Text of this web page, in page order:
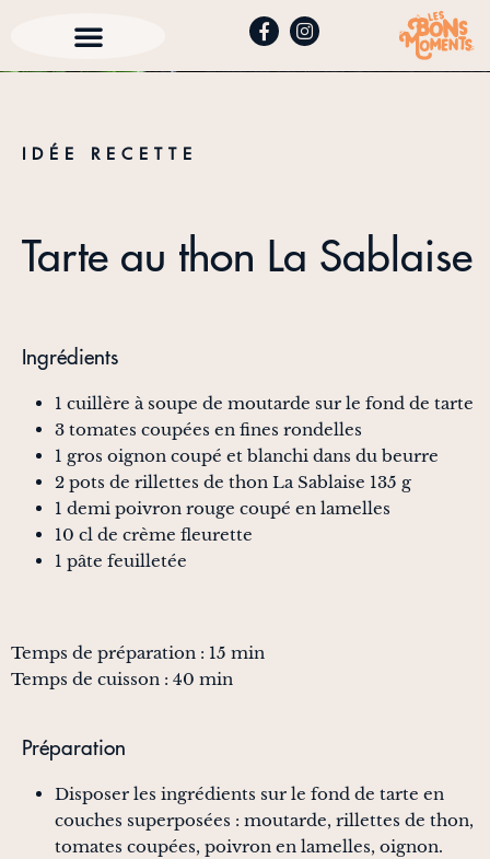
IDÉE RECETTE
Tarte au thon La Sablaise
Ingrédients
1 cuillère à soupe de moutarde sur le fond de tarte
3 tomates coupées en fines rondelles
1 gros oignon coupé et blanchi dans du beurre
2 pots de rillettes de thon La Sablaise 135 g
1 demi poivron rouge coupé en lamelles
10 cl de crème fleurette
1 pâte feuilletée
Temps de préparation : 15 min
Temps de cuisson : 40 min
Préparation
Disposer les ingrédients sur le fond de tarte en
couches superposées : moutarde, rillettes de thon,
tomates coupées, poivron en lamelles, oignon.